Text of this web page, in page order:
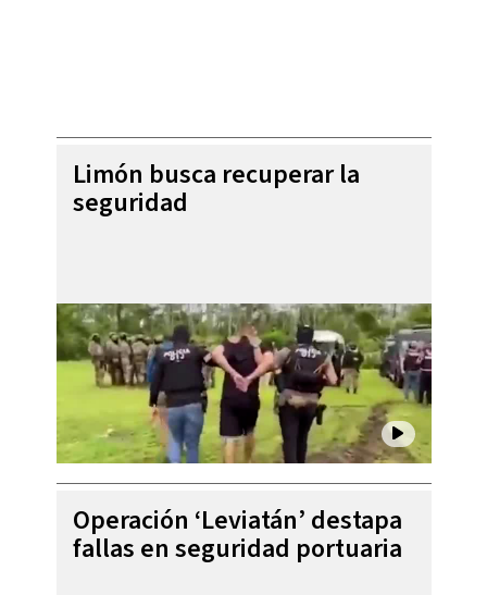
Limón busca recuperar la
seguridad
Operación ‘Leviatán’ destapa
fallas en seguridad portuaria